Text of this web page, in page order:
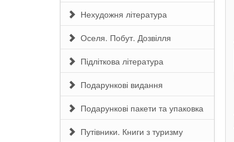
Нехудожня література
Оселя. Побут. Дозвілля
Підліткова література
Подарункові видання
Подарункові пакети та упаковка
Путівники. Книги з туризму